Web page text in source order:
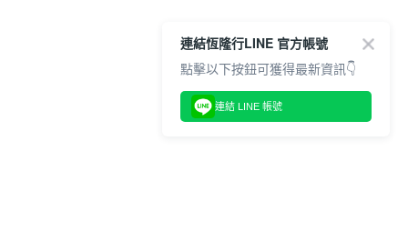
連結恆隆行LINE 官方帳號
點擊以下按鈕可獲得最新資訊👇
連結 LINE 帳號